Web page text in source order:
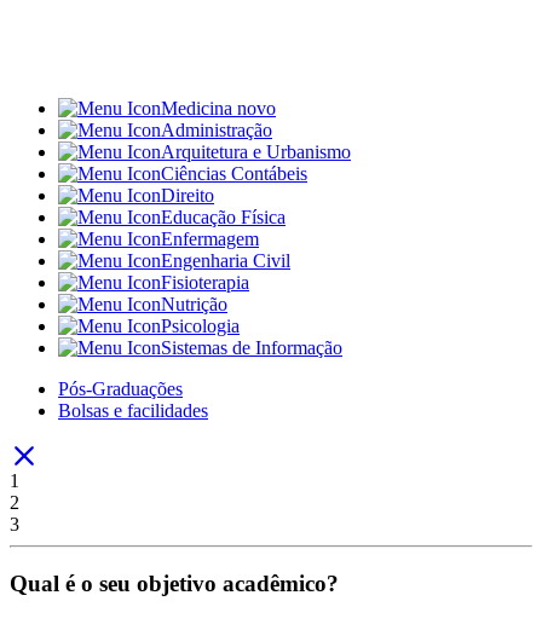
Medicina novo
Administração
Arquitetura e Urbanismo
Ciências Contábeis
Direito
Educação Física
Enfermagem
Engenharia Civil
Fisioterapia
Nutrição
Psicologia
Sistemas de Informação
Pós-Graduações
Bolsas e facilidades
1
2
3
Qual é o seu objetivo acadêmico?